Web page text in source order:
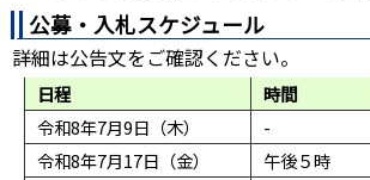
公募・入札スケジュール
詳細は公告文をご確認ください。
日程 時間
令和8年7月9日（木）
-
令和8年7月17日（金）
午後５時